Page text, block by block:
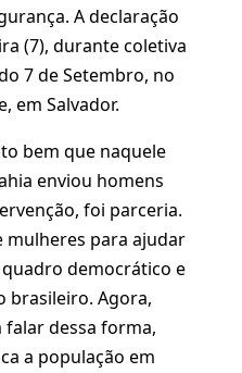
A declaração
(7), durante coletiva
7 de Setembro, no
em Salvador.
bem que naquele
enviou homens
foi parceria.
mulheres para ajudar
democrático e
brasileiro. Agora,
dessa forma,
a população em